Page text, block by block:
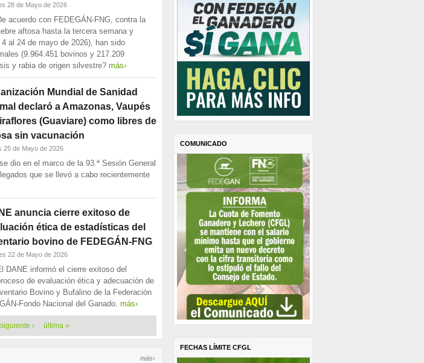
28 de Mayo de 2026
acuerdo con FEDEGÁN-FNG, contra la
aftosa hasta la tercera semana y
al 24 de mayo de 2026), han sido
(9.964.451 bovinos y 217.209
y rabia de origen silvestre? más›
Mundial de Sanidad
declaró a Amazonas, Vaupés
(Guaviare) como libres de
sin vacunación
25 de Mayo de 2026
dio en el marco de la 93.ª Sesión General
que se llevó a cabo recientemente
anuncia cierre exitoso de
ética de estadísticas del
bovino de FEDEGÁN-FNG
22 de Mayo de 2026
DANE informó el cierre exitoso del
de evaluación ética y adecuación de
Bovino y Bufalino de la Federación
Fondo Nacional del Ganado. más›
siguiente › última »
más›
COMUNICADO
FECHAS LÍMITE CFGL